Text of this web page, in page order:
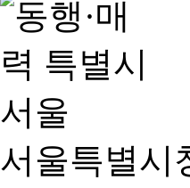
서울특별시